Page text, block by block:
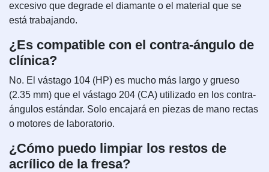
excesivo que degrade el diamante o el material que se
está trabajando.
¿Es compatible con el contra-ángulo de
clínica?
No. El vástago 104 (HP) es mucho más largo y grueso
(2.35 mm) que el vástago 204 (CA) utilizado en los contra-
ángulos estándar. Solo encajará en piezas de mano rectas
o motores de laboratorio.
¿Cómo puedo limpiar los restos de
acrílico de la fresa?